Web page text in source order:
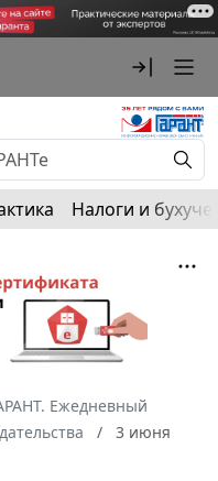
Налоги и
Ежедневный
3 июня